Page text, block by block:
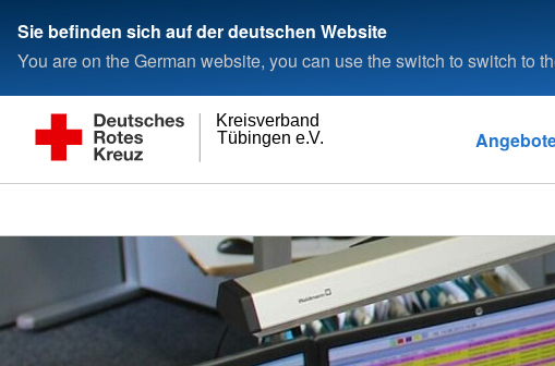
Sie befinden sich auf der deutschen Website
You are on the German website, you can use the switch to switch to
Tübingen e.V.
Kreisverband